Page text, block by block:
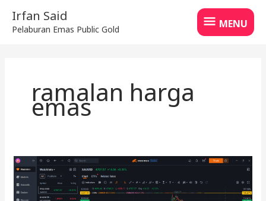
content
Irfan Said
Pelaburan Emas Public Gold
MENU
MENU
ramalan harga
emas
Analisis
Harga
Emas